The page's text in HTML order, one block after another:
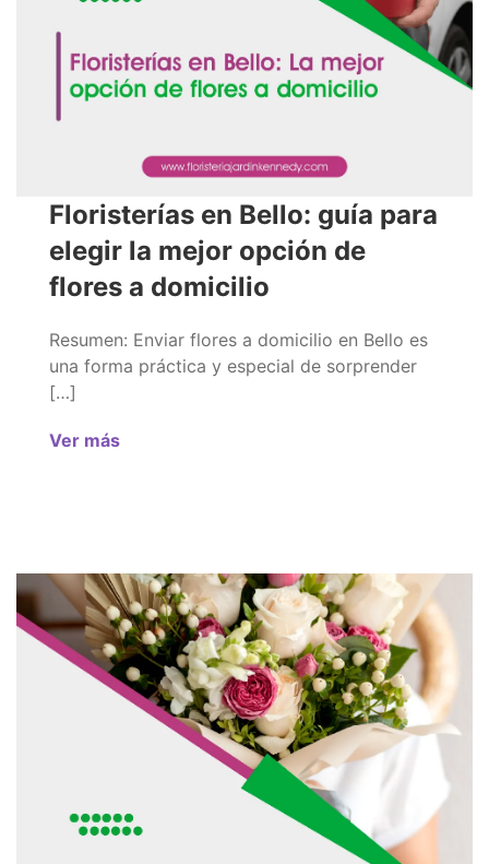
Floristerías en Bello: guía para
elegir la mejor opción de
flores a domicilio
Resumen: Enviar flores a domicilio en Bello es
una forma práctica y especial de sorprender
[…]
Ver más